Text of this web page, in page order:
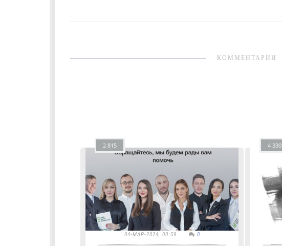
КОММЕНТАРИИ
2 815
04-МАР-2024, 00:59 0
4 330